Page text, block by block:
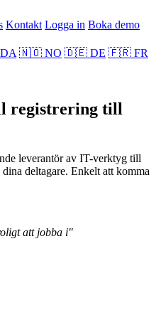
Kontakt Logga in Boka demo
🇳🇴 NO 🇩🇪 DE 🇫🇷 FR
registrering till
leverantör av IT-verktyg till
deltagare. Enkelt att komma
att jobba i"